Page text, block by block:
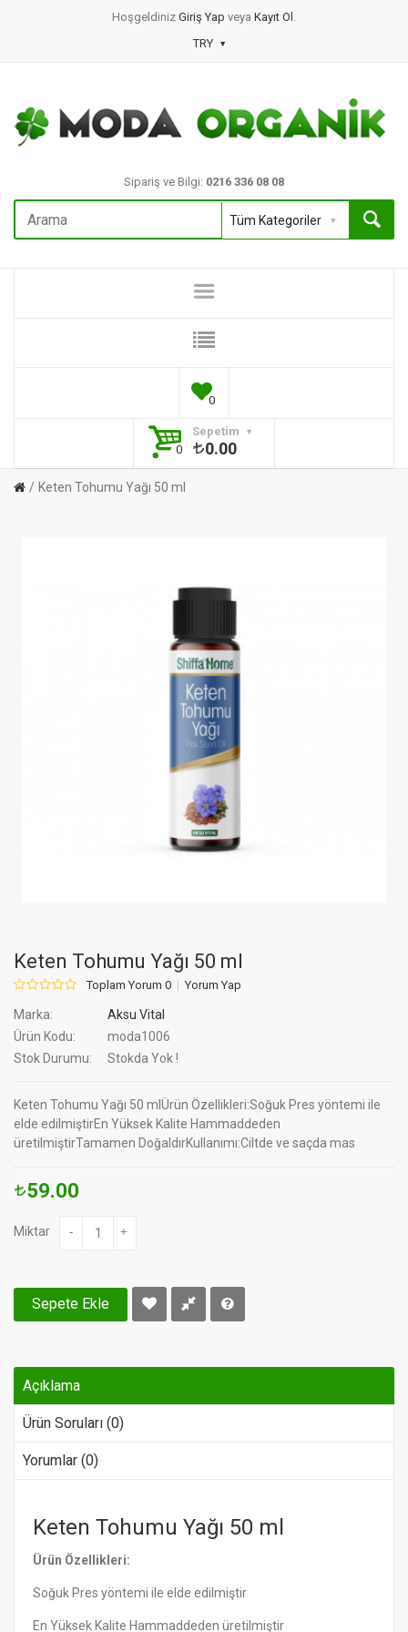
Hoşgeldiniz Giriş Yap veya Kayıt Ol .
TRY
Sipariş ve Bilgi: 0216 336 08 08
0
Sepetim
0
0.00
Keten Tohumu Yağı 50 ml
Keten Tohumu Yağı 50 ml
Toplam Yorum 0 Yorum Yap
Marka:
Aksu Vital
Ürün Kodu:
moda1006
Stok Durumu:
Stokda Yok !
Keten Tohumu Yağı 50 mlÜrün Özellikleri:Soğuk Pres yöntemi ile
elde edilmiştirEn Yüksek Kalite Hammaddeden
üretilmiştirTamamen DoğaldırKullanımı:Ciltde ve saçda mas
59.00
Miktar - +
Sepete Ekle
Açıklama
Ürün Soruları (0)
Yorumlar (0)
Keten Tohumu Yağı 50 ml
Ürün Özellikleri:
Soğuk Pres yöntemi ile elde edilmiştir
En Yüksek Kalite Hammaddeden üretilmiştir